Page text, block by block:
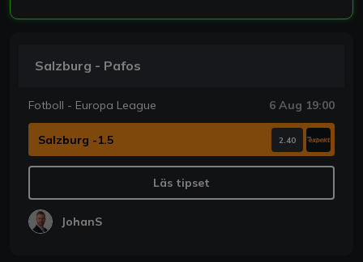
Salzburg - Pafos
Fotboll - Europa League 6 Aug 19:00
Salzburg -1.5 2.40
Läs tipset
JohanS